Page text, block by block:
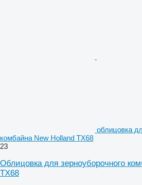
облицовка
комбайна New Holland TX68
23
Облицовка для зерноуборочного
TX68